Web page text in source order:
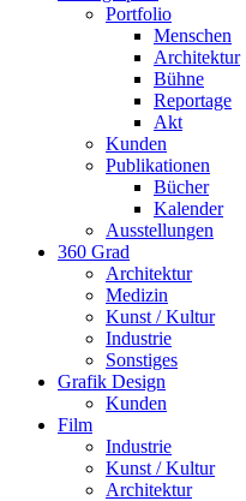
Portfolio
Menschen
Architektur
Bühne
Reportage
Akt
Kunden
Publikationen
Bücher
Kalender
Ausstellungen
360 Grad
Architektur
Medizin
Kunst / Kultur
Industrie
Sonstiges
Grafik Design
Kunden
Film
Industrie
Kunst / Kultur
Architektur